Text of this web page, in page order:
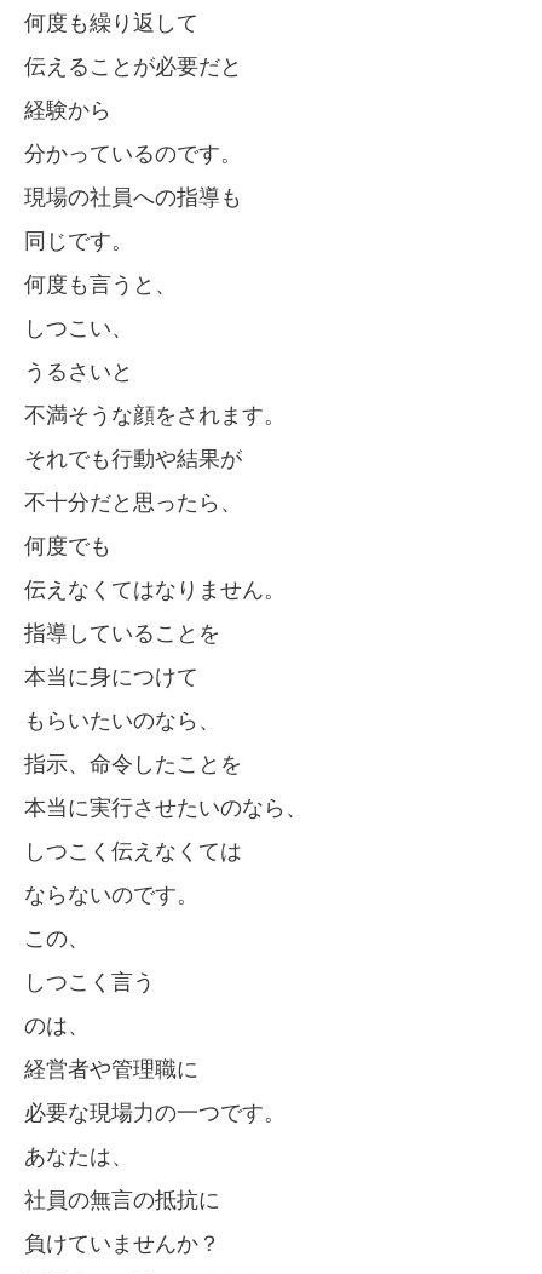
何度も繰り返して
伝えることが必要だと
経験から
分かっているのです。
現場の社員への指導も
同じです。
何度も言うと、
しつこい、
うるさいと
不満そうな顔をされます。
それでも行動や結果が
不十分だと思ったら、
何度でも
伝えなくてはなりません。
指導していることを
本当に身につけて
もらいたいのなら、
指示、命令したことを
本当に実行させたいのなら、
しつこく伝えなくては
ならないのです。
この、
しつこく言う
のは、
経営者や管理職に
必要な現場力の一つです。
あなたは、
社員の無言の抵抗に
負けていませんか？